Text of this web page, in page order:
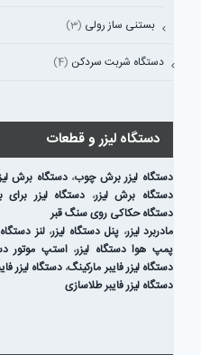
بستنی ساز رولی (3)
دستگاه شربت سردکن (4)
دستگاه لیزر و قطعات
دستگاه لیزر برش چوب،دستگاه برش
دستگاه برش لیزر، دستگاه لیزر
دستگاه حکاکی روی سنگ قبر
مادربرد لیزر، پنل دستگاه لیزر،لنز
پمپ هوا دستگاه لیزر،استپ موتور
دستگاه لیزر فایبر مارکینگ، دستگاه لیزر فایبر 30
دستگاه لیزر فایبر طلاسازی